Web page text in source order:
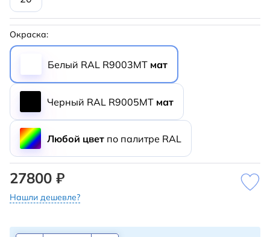
Окраска:
Белый RAL R9003MT мат
Черный RAL R9005MT мат
Любой цвет по палитре RAL
27800 ₽
Нашли дешевле?